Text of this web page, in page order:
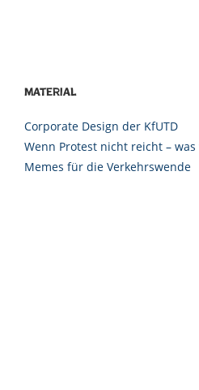
Material
Corporate Design der KfUTD
Wenn Protest nicht reicht –
Memes für die Verkehrswende